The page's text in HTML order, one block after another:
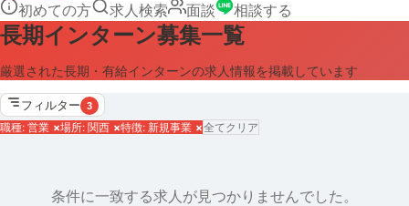
初めての方
求人検索 面談 相談する
長期インターン募集一覧
厳選された長期・有給インターンの求人情報を掲載しています
フィルター 3
職種: 営業 ×場所: 関西 ×特徴: 新規事業 ×全てクリア
条件に一致する求人が見つかりませんでした。